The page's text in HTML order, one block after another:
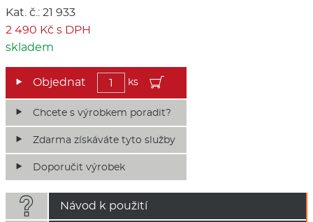
Kat. č.: 21 933
2 490 Kč s DPH
skladem
ks
Chcete s výrobkem poradit?
Zdarma získáváte tyto služby
Doporučit výrobek
 Návod k použití